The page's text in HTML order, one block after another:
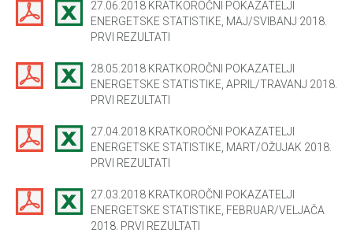
27.06.2018 KRATKOROČNI POKAZATELJI
ENERGETSKE STATISTIKE, MAJ/SVIBANJ 2018.
PRVI REZULTATI
28.05.2018 KRATKOROČNI POKAZATELJI
ENERGETSKE STATISTIKE, APRIL/TRAVANJ 2018.
PRVI REZULTATI
27.04.2018 KRATKOROČNI POKAZATELJI
ENERGETSKE STATISTIKE, MART/OŽUJAK 2018.
PRVI REZULTATI
27.03.2018 KRATKOROČNI POKAZATELJI
ENERGETSKE STATISTIKE, FEBRUAR/VELJAČA
2018. PRVI REZULTATI